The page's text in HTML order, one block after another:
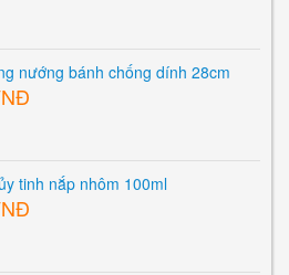
nướng bánh chống dính 28cm
tinh nắp nhôm 100ml